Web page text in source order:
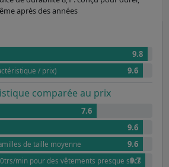
après des années
9.8
/ prix) 9.6
comparée au prix
7.6
9.6
de taille moyenne 9.6
min pour des vêtements presque secs
9.7